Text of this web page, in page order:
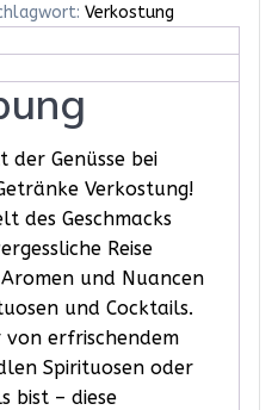
Verkostung
der Genüsse bei
Verkostung!
des Geschmacks
Reise
und Nuancen
und Cocktails.
von erfrischendem
Spirituosen oder
bist – diese